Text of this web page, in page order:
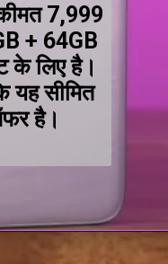
7,999
+ 64GB
के लिए है।
यह सीमित
है।